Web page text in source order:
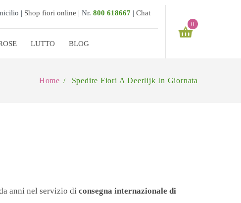
| Shop fiori online | Nr. 800 618667 | Chat
LUTTO BLOG
0
SUBTOTALE: €
Home / Spedire Fiori A Deerlijk In Giornata
anni nel servizio di consegna internazionale di